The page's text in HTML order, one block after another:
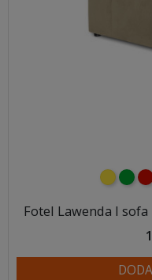
żółty
Fotel Lawenda I